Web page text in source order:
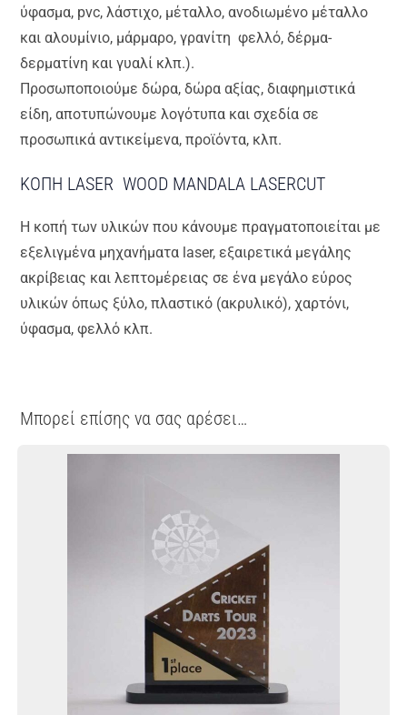
ύφασμα, pvc, λάστιχο, μέταλλο, ανοδιωμένο μέταλλο
και αλουμίνιο, μάρμαρο, γρανίτη φελλό, δέρμα-
δερματίνη και γυαλί κλπ.).
Προσωποποιούμε δώρα, δώρα αξίας, διαφημιστικά
είδη, αποτυπώνουμε λογότυπα και σχεδία σε
προσωπικά αντικείμενα, προϊόντα, κλπ.
ΚΟΠΗ LASER WOOD MANDALA LASERCUT
Η κοπή των υλικών που κάνουμε πραγματοποιείται με
εξελιγμένα μηχανήματα laser, εξαιρετικά μεγάλης
ακρίβειας και λεπτομέρειας σε ένα μεγάλο εύρος
υλικών όπως ξύλο, πλαστικό (ακρυλικό), χαρτόνι,
ύφασμα, φελλό κλπ.
Μπορεί επίσης να σας αρέσει…